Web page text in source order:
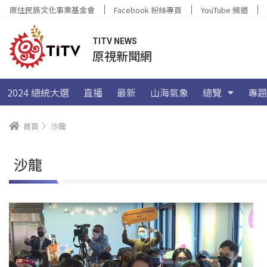
原住民族文化事業基金會 Facebook 粉絲專頁 YouTube 頻道
TITV NEWS
原視新聞網
2024 總統大選 直播 最新 山海氣象 總覽 專題
首頁 沙龍
沙龍